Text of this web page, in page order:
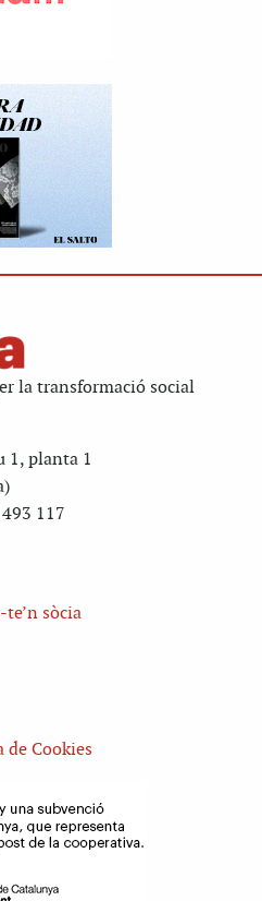
la transformació social
1, planta 1
117
sòcia
Cookies